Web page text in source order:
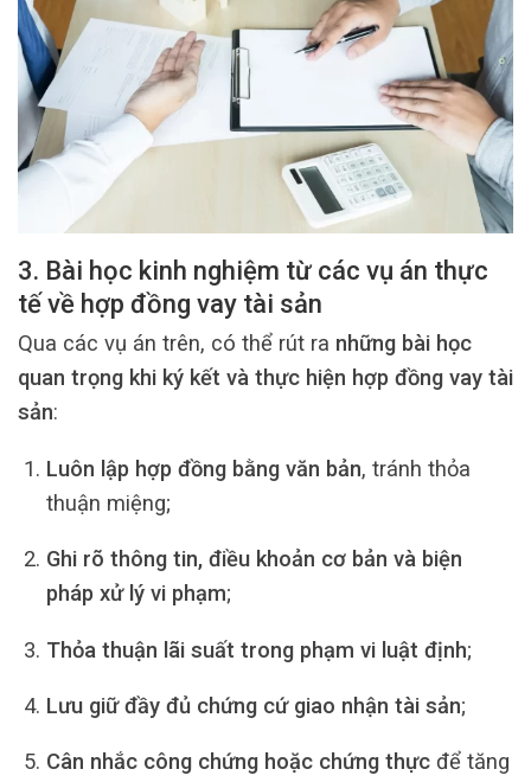
3. Bài học kinh nghiệm từ các vụ án thực
tế về hợp đồng vay tài sản
Qua các vụ án trên, có thể rút ra những bài học
quan trọng khi ký kết và thực hiện hợp đồng vay tài
sản:
Luôn lập hợp đồng bằng văn bản, tránh thỏa
thuận miệng;
Ghi rõ thông tin, điều khoản cơ bản và biện
pháp xử lý vi phạm;
Thỏa thuận lãi suất trong phạm vi luật định;
Lưu giữ đầy đủ chứng cứ giao nhận tài sản;
Cân nhắc công chứng hoặc chứng thựcđể tăng